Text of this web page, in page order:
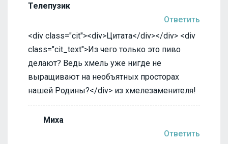
Телепузик
Ответить
<div class="cit"><div>Цитата</div></div> <div
class="cit_text">Из чего только это пиво
делают? Ведь хмель уже нигде не
выращивают на необъятных просторах
нашей Родины?</div> из хмелезаменителя!
Миха
Ответить